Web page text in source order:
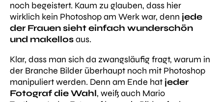
noch begeistert. Kaum zu glauben, dass hier
wirklich kein Photoshop am Werk war, denn jede
der Frauen sieht einfach wunderschön
und makellosaus.
Klar, dass man sich da zwangsläufig fragt, warum in
der Branche Bilder überhaupt noch mit Photoshop
manipuliert werden. Denn am Ende hat jeder
Fotograf die Wahl, weiß auch Mario